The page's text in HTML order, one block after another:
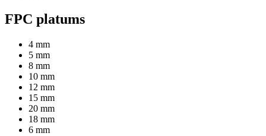
FPC platums
4 mm
5 mm
8 mm
10 mm
12 mm
15 mm
20 mm
18 mm
6 mm